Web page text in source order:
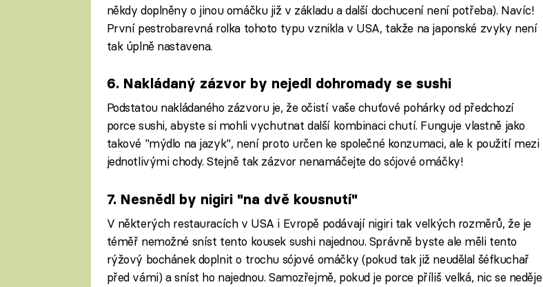
někdy doplněny o jinou omáčku již v základu a další dochucení není potřeba). Navíc!
První pestrobarevná rolka tohoto typu vznikla v USA, takže na japonské zvyky není
tak úplně nastavena.
6. Nakládaný zázvor by nejedl dohromady se sushi
Podstatou nakládaného zázvoru je, že očistí vaše chuťové pohárky od předchozí
porce sushi, abyste si mohli vychutnat další kombinaci chutí. Funguje vlastně jako
takové "mýdlo na jazyk", není proto určen ke společné konzumaci, ale k použití mezi
jednotlivými chody. Stejně tak zázvor nenamáčejte do sójové omáčky!
7. Nesnědl by nigiri "na dvě kousnutí"
V některých restauracích v USA i Evropě podávají nigiri tak velkých rozměrů, že je
téměř nemožné sníst tento kousek sushi najednou. Správně byste ale měli tento
rýžový bochánek doplnit o trochu sójové omáčky (pokud tak již neudělal šéfkuchař
před vámi) a sníst ho najednou. Samozřejmě, pokud je porce příliš velká, nic se neděje